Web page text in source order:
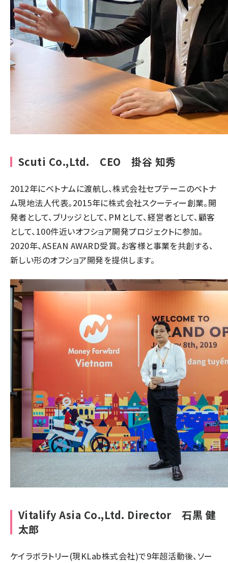
Scuti Co.,Ltd. CEO 掛谷 知秀
2012年にベトナムに渡航し、株式会社セプテーニのベトナ
ム現地法人代表。2015年に株式会社スクーティー創業。開
発者として、ブリッジとして、PMとして、経営者として、顧客
として、100件近いオフショア開発プロジェクトに参加。
2020年、ASEAN AWARD受賞。お客様と事業を共創する、
新しい形のオフショア開発を提供します。
Vitalify Asia Co.,Ltd. Director 石黒 健
太郎
ケイラボラトリー(現KLab株式会社)で9年超活動後、ソー